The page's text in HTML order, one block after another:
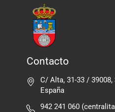
Contacto
C/ Alta, 31-33 / 39008,
España
942 241 060